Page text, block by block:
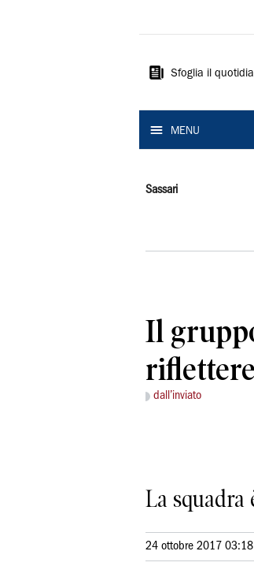
Sardegna
Sfoglia il
MENU
Sassari
Il
riflettere
dall’inviato
La
24 ottobre 2017 03:18